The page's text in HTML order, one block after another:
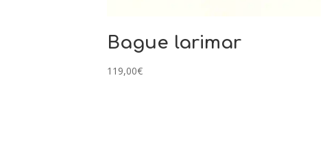
Bague larimar
119,00€